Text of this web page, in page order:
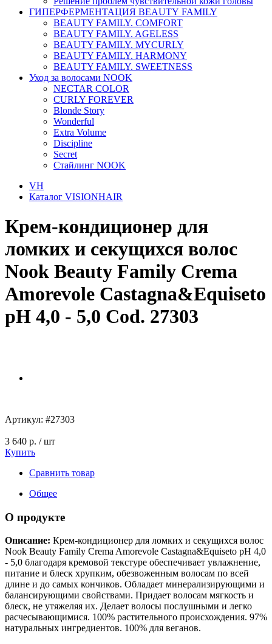
ГИПЕРФЕРМЕНТАЦИЯ BEAUTY FAMILY
BEAUTY FAMILY. COMFORT
BEAUTY FAMILY. AGELESS
BEAUTY FAMILY. MYCURLY
BEAUTY FAMILY. HARMONY
BEAUTY FAMILY. SWEETNESS
Уход за волосами NOOK
NECTAR COLOR
CURLY FOREVER
Blonde Story
Wonderful
Extra Volume
Discipline
Secret
Стайлинг NOOK
VH
Каталог VISIONHAIR
Крем-кондиционер для
ломких и секущихся волос
Nook Beauty Family Crema
Amorevole Castagna&Equiseto
pH 4,0 - 5,0 Cod. 27303
Артикул: #27303
3 640 р. / шт
Купить
Сравнить товар
Общее
О продукте
Описание: Крем-кондиционер для ломких и секущихся волос
Nook Beauty Family Crema Amorevole Castagna&Equiseto pH 4,0
- 5,0 благодаря кремовой текстуре обеспечивает увлажнение,
питание и блеск хрупким, обезвоженным волосам по всей
длине и до самых кончиков. Обладает минерализирующими и
балансирующими свойствами. Придает волосам мягкость и
блеск, не утяжеляя их. Делает волосы послушными и легко
расчесывающимися. 100% растительного происхождения. 97%
натуральных ингредиентов. 100% для веганов.